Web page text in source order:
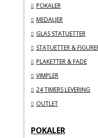
POKALER
MEDALJER
GLAS STATUETTER
STATUETTER &
PLAKETTER & FADE
VIMPLER
24 TIMERS LEVERING
OUTLET
POKALER